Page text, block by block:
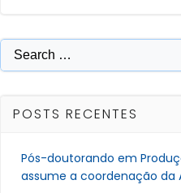
Post
Search
for:
POSTS RECENTES
Pós-doutorando em
assume a coordenação da